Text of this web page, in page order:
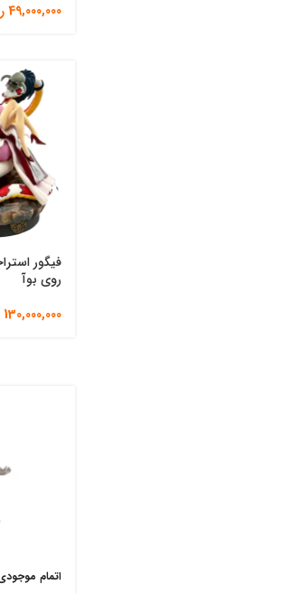
49,000,000
فیگور
روی بوآ
130,000,000
اتمام